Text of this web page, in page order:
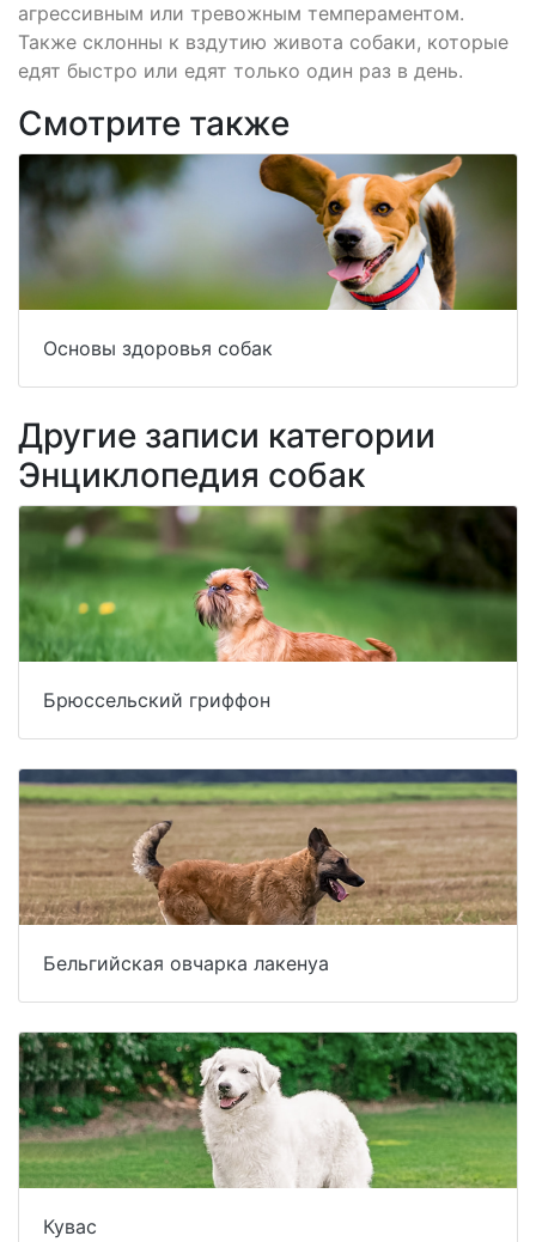
агрессивным или тревожным темпераментом.
Также склонны к вздутию живота собаки, которые
едят быстро или едят только один раз в день.
Смотрите также
Основы здоровья собак
Другие записи категории
Энциклопедия собак
Брюссельский гриффон
Бельгийская овчарка лакенуа
Кувас